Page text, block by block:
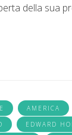
della sua
AMERICA
EDWARD